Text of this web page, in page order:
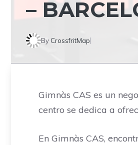
–
By CrossfritMap
Gimnàs CAS es un
centro se dedica a
En Gimnàs CAS,